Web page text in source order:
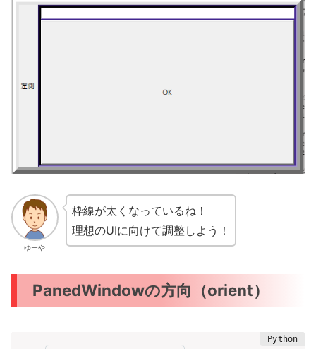
ゆーや
枠線が太くなっているね！
理想のUIに向けて調整しよう！
PanedWindowの方向（orient）